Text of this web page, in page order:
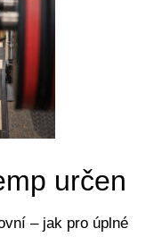
určen
– jak pro úplné